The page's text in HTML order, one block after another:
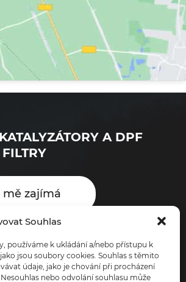
Souhlas
používáme k ukládání a/nebo přístupu k
jsou soubory cookies. Souhlas s těmito
údaje, jako je chování při procházení
nebo odvolání souhlasu může
A DPF
FILTRY
mě zajímá